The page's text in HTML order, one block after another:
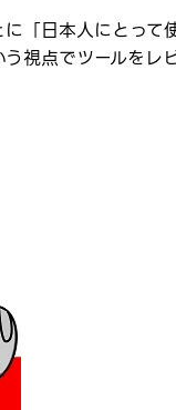
「日本人にとって
視点でツールをレ